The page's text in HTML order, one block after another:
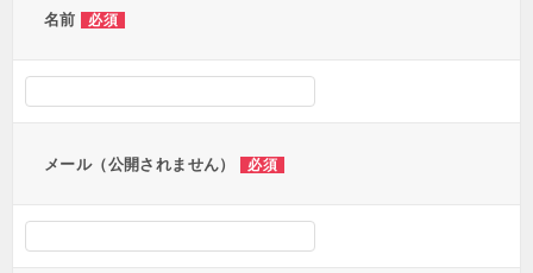
名前 必須
メール（公開されません） 必須